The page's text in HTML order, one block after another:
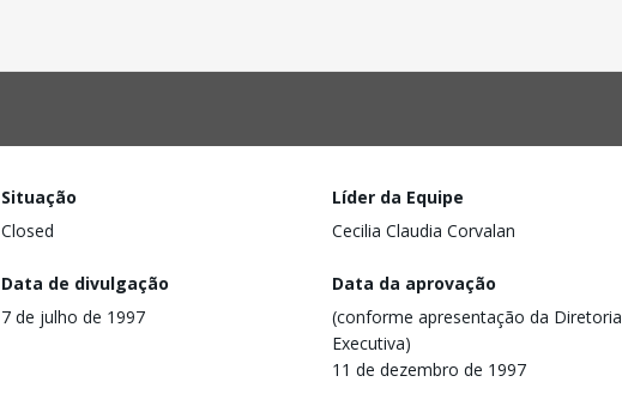
Situação
Closed
Líder da Equipe
Cecilia Claudia Corvalan
Data de divulgação
7 de julho de 1997
Data da aprovação
(conforme apresentação da Diretoria
Executiva)
11 de dezembro de 1997